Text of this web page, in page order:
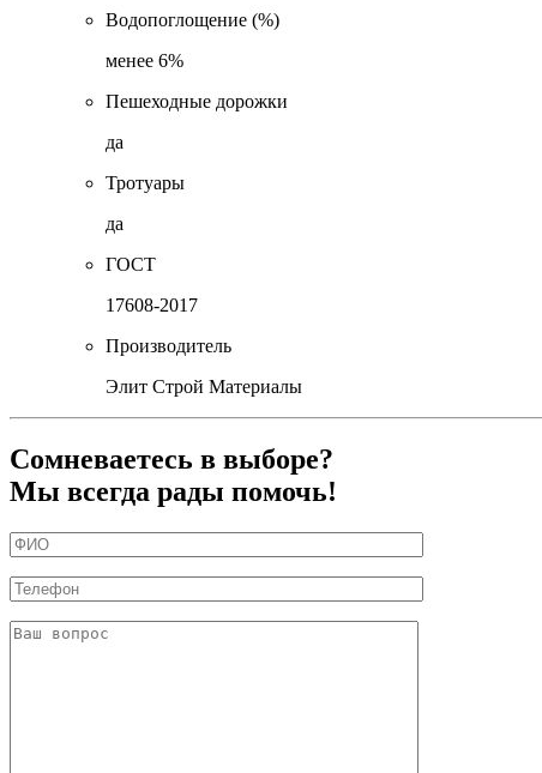
Водопоглощение (%)
менее 6%
Пешеходные дорожки
да
Тротуары
да
ГОСТ
17608-2017
Производитель
Элит Строй Материалы
Сомневаетесь в выборе?
Мы всегда рады помочь!